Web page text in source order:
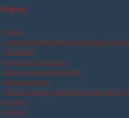
Menu
O nás
Ordinácia MED DENT na Poliklinike
Certifikáty
Darčekové poukazy
Zazmluvnené poisťovne
Objednajte sa
Cenník zubnej ambulancie MED DENT
Kariéra
Kontakt